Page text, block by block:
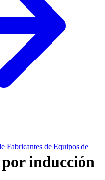
Fabricantes de Equipos de
inducción